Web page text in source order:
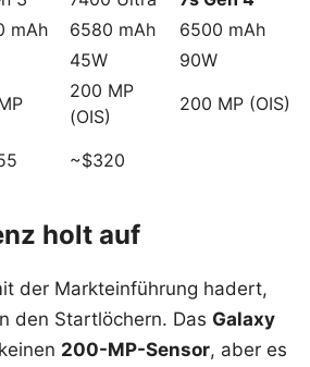
mAh 6580 mAh
6500 mAh
45W
90W
200 MP
(OIS)
200 MP (OIS)
~$320
holt auf
der Markteinführung hadert,
den Startlöchern. Das Galaxy
200-MP-Sensor, aber es